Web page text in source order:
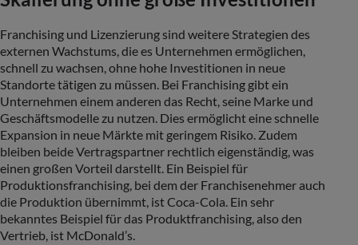
Franchising und Lizenzierung sind weitere Strategien des
externen Wachstums, die es Unternehmen ermöglichen,
schnell zu wachsen, ohne hohe Investitionen in neue
Standorte tätigen zu müssen. Bei Franchising gibt ein
Unternehmen einem anderen das Recht, seine Marke und
Geschäftsmodelle zu nutzen. Dies ermöglicht eine schnelle
Expansion in neue Märkte mit geringem Risiko. Zudem
bleiben beide Vertragspartner rechtlich eigenständig, was
einen großen Vorteil darstellt. Ein Beispiel für
Produktionsfranchising, bei dem der Franchisenehmer auch
die Produktion übernimmt, ist Coca-Cola. Ein sehr
bekanntes Beispiel für das Produktfranchising, also den
Vertrieb, ist McDonald’s.